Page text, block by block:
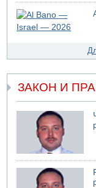
ЗАКОН И